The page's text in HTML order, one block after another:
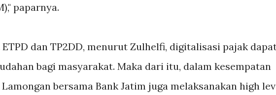
paparnya.
dan TP2DD, menurut Zulhelfi, digitalisasi pajak
bagi masyarakat. Maka dari itu, dalam kesempatan
bersama Bank Jatim juga melaksanakan high